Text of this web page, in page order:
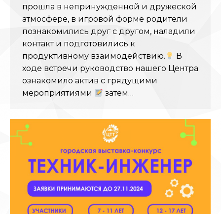
прошла в непринужденной и дружеской
атмосфере, в игровой форме родители
познакомились друг с другом, наладили
контакт и подготовились к
продуктивному взаимодействию.
В
ходе встречи руководство нашего Центра
ознакомило актив с грядущими
мероприятиями
затем…